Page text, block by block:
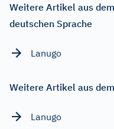
Weitere Artikel aus
deutschen Sprache
Lanugo
Weitere Artikel aus
Lanugo